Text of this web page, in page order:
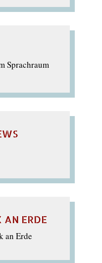
Sprachraum
AN ERDE